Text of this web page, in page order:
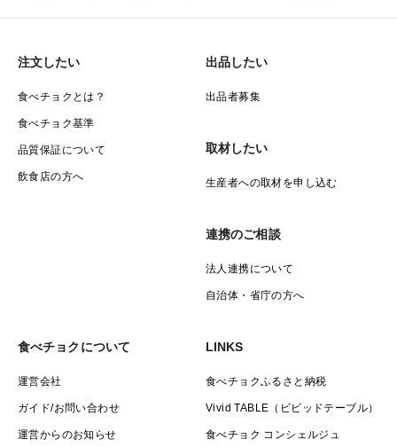
注文したい
食べチョクとは？
食べチョク基準
品質保証について
飲食店の方へ
出品したい
出品者募集
取材したい
生産者への取材を申し込む
連携のご相談
法人連携について
自治体・省庁の方へ
食べチョクについて
運営会社
ガイド/お問い合わせ
運営からのお知らせ
LINKS
食べチョクふるさと納税
Vivid TABLE（ビビッドテーブル）
食べチョク コンシェルジュ